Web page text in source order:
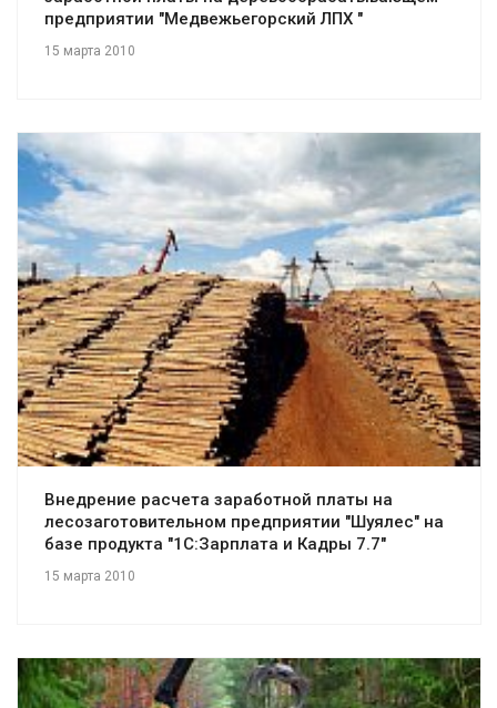
предприятии "Медвежьегорский ЛПХ "
15 марта 2010
Смотреть проект
Внедрение расчета заработной платы на
лесозаготовительном предприятии "Шуялес" на
базе продукта "1С:Зарплата и Кадры 7.7"
15 марта 2010